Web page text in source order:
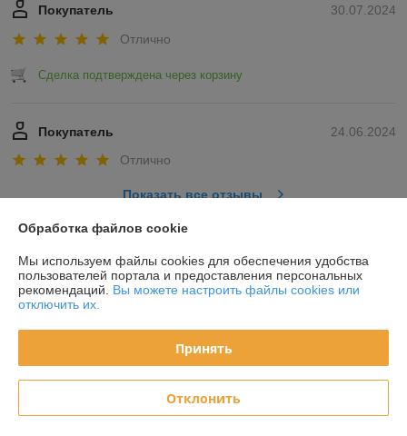
30.07.2024
Покупатель
Отлично
Сделка подтверждена через корзину
24.06.2024
Покупатель
Отлично
Показать все отзывы
О нас
Контакты
График работы
Обработка файлов cookie
Мы используем файлы cookies для обеспечения удобства
пользователей портала и предоставления персональных
рекомендаций. Вы можете настроить файлы cookies или
отключить их.
Принять
Отклонить